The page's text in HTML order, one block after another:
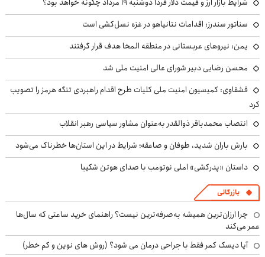
سناتور سندرز: اقدامات نتانیاهو در غزه نسل‌کشی است
یمن: نیروهای عربستانی در منطقه المخا هدف قرار گرفتند
محسن رضایی دبیر شورای عالی امنیت ملی شد
قشقاوی: کمیسیون امنیت ملی کلیات طرح اقدام راهبردی تنگه هرمز را تصویب
کرد
انتصاب محمدباقر ذوالقدر به‌عنوان مشاور سیاسی رهبر انقلاب
بارش باران شدید، طوفان و صاعقه؛ شرایط در این استان‌ها خطرناک می‌شود
داستان «پدرکشی» املی نوتومب با صدای هوتن شکیبا
بازرگانی
چرا ارزان‌ترین همیشه به‌صرفه‌ترین نیست؟ راهنمای خرید ساعتی که سال‌ها
عمر می‌کند
آیا دیسک کمر فقط با جراحی درمان می شود؟ (روش های نوین و کم خطر)